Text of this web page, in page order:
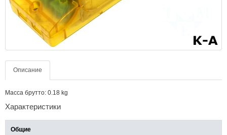
Описание
Масса брутто: 0.18 kg
Характеристики
Общие